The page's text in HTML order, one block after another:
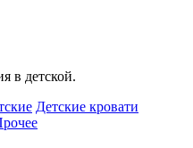
в детской.
Детские кровати